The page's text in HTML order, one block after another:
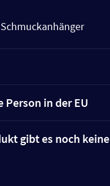
in der EU
gibt es noch keine